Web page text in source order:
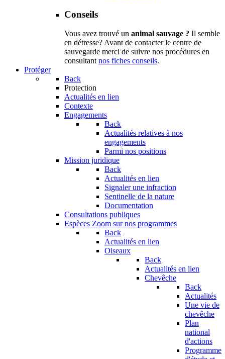
Conseils
Vous avez trouvé un animal sauvage ? Il semble
en détresse? Avant de contacter le centre de
sauvegarde merci de suivre nos procédures en
consultantnos fiches conseils.
Protéger
Back
Protection
Actualités en lien
Contexte
Engagements
Back
Actualités relatives à nos
engagements
Parmi nos positions
Mission juridique
Back
Actualités en lien
Signaler une infraction
Sentinelle de la nature
Documentation
Consultations publiques
Espèces Zoom sur nos programmes
Back
Actualités en lien
Oiseaux
Back
Actualités en lien
Chevêche
Back
Actualités
Une vie de
chevêche
Plan
national
d'actions
Programme